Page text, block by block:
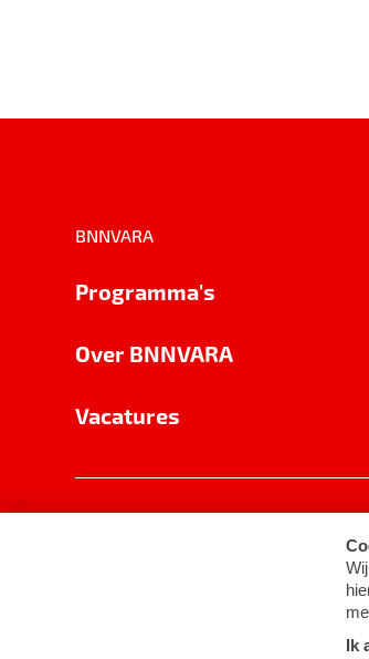
BNNVARA
Programma's
Over BNNVARA
Vacatures
Cookie-instellingen